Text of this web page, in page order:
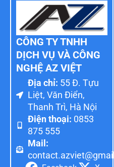
CÔNG TY TNHH
DỊCH VỤ VÀ CÔNG
NGHỆ AZ VIỆT
Địa chỉ: 55 Đ. Tựu
Liệt, Văn Điển,
Thanh Trì, Hà Nội
Điện thoại: 0853
875 555
Mail: